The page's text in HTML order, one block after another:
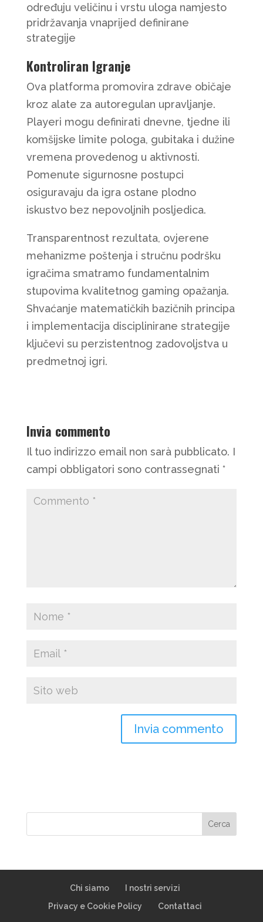
određuju veličinu i vrstu uloga namjesto
pridržavanja vnaprijed definirane
strategije
Kontroliran Igranje
Ova platforma promovira zdrave običaje
kroz alate za autoregulan upravljanje.
Playeri mogu definirati dnevne, tjedne ili
komšijske limite pologa, gubitaka i dužine
vremena provedenog u aktivnosti.
Pomenute sigurnosne postupci
osiguravaju da igra ostane plodno
iskustvo bez nepovoljnih posljedica.
Transparentnost rezultata, ovjerene
mehanizme poštenja i stručnu podršku
igračima smatramo fundamentalnim
stupovima kvalitetnog gaming opažanja.
Shvaćanje matematičkih bazičnih principa
i implementacija disciplinirane strategije
ključevi su perzistentnog zadovoljstva u
predmetnoj igri.
Invia commento
Il tuo indirizzo email non sarà pubblicato. I
campi obbligatori sono contrassegnati *
Chi siamo
I nostri servizi
Privacy e Cookie Policy
Contattaci